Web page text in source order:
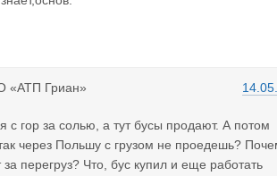
«АТП Гриан»
с гор за солью, а тут бусы продают. А потом
так через Польшу с грузом не проедешь?
перегруз? Что, бус купил и еще работать